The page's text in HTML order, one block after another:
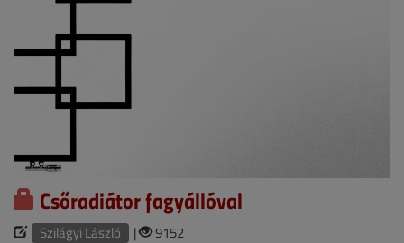
Csőradiátor fagyállóval
Szilágyi László |
9152